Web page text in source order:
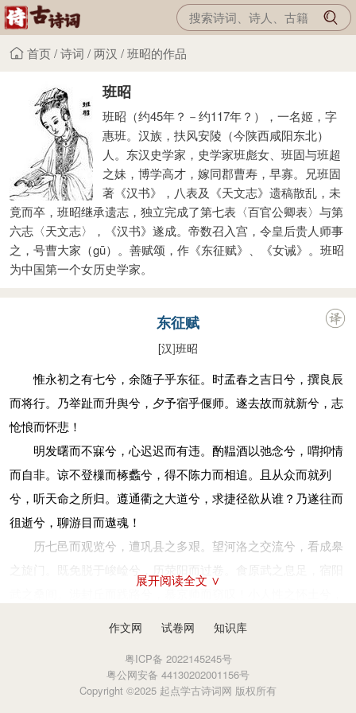
首页/诗词 /两汉 /班昭的作品
班昭
班昭（约45年？－约117年？），一名姬，字
惠班。汉族，扶风安陵（今陕西咸阳东北）
人。东汉史学家，史学家班彪女、班固与班超
之妹，博学高才，嫁同郡曹寿，早寡。兄班固
著《汉书》，八表及《天文志》遗稿散乱，未
竟而卒，班昭继承遗志，独立完成了第七表〈百官公卿表〉与第
六志〈天文志〉，《汉书》遂成。帝数召入宫，令皇后贵人师事
之，号曹大家（gū）。善赋颂，作《东征赋》、《女诫》。班昭
为中国第一个女历史学家。
东征赋
[汉]班昭
惟永初之有七兮，余随子乎东征。时孟春之吉日兮，撰良辰
而将行。乃举趾而升舆兮，夕予宿乎偃师。遂去故而就新兮，志
怆悢而怀悲！
明发曙而不寐兮，心迟迟而有违。酌鞰酒以弛念兮，喟抑情
而自非。谅不登樔而椓蠡兮，得不陈力而相追。且从众而就列
兮，听天命之所归。遵通衢之大道兮，求捷径欲从谁？乃遂往而
徂逝兮，聊游目而遨魂！
历七邑而观览兮，遭巩县之多艰。望河洛之交流兮，看成皋
之旋门。既免脱于峻崄兮，历荥阳而过卷。食原武之息足，宿阳
之厄勤。彼衰乱之无道兮，乃困畏乎圣人。怅容与而久驻兮，忘
日夕而将昏。到长垣之境界，察农野之居民。睹蒲城之丘墟兮，
展开阅读全文 ∨
作文网 试卷网 知识库
粤ICP备 2022145245号
粤公网安备 44130202001156号
Copyright ©2025 起点学古诗词网 版权所有